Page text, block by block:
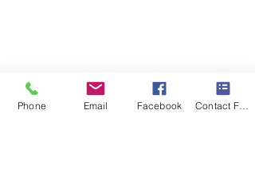
Phone Email Facebook Contact Form